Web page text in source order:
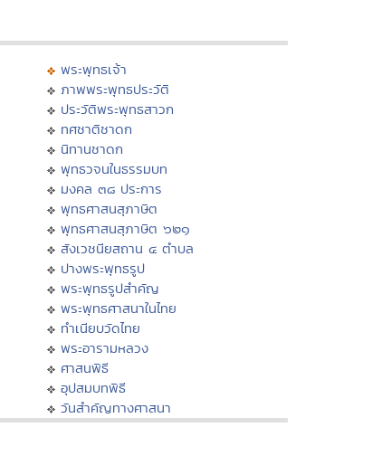
พระพุทธเจ้า
ภาพพระพุทธประวัติ
ประวัติพระพุทธสาวก
ทศชาติชาดก
นิทานชาดก
พุทธวจนในธรรมบท
มงคล ๓๘ ประการ
พุทธศาสนสุภาษิต
พุทธศาสนสุภาษิต ๖๒๑
สังเวชนียสถาน ๔ ตำบล
ปางพระพุทธรูป
พระพุทธรูปสำคัญ
พระพุทธศาสนาในไทย
ทำเนียบวัดไทย
พระอารามหลวง
ศาสนพิธี
อุปสมบทพิธี
วันสำคัญทางศาสนา